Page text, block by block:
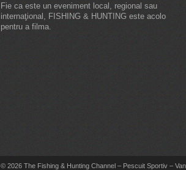
Fie ca este un eveniment local, regional sau
internaţional, FISHING & HUNTING este acolo
pentru a filma.
© 2026 The Fishing & Hunting Channel – Pescuit Sportiv –